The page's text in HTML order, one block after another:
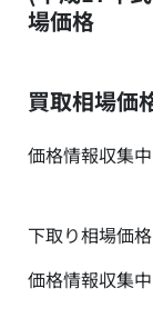
場価格
買取相場価
価格情報収集中
下取り相場価格
価格情報収集中